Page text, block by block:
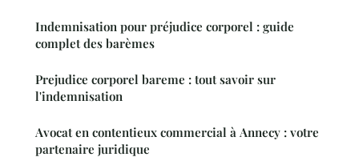
Indemnisation pour préjudice corporel : guide
complet des barèmes
Prejudice corporel bareme : tout savoir sur
l'indemnisation
Avocat en contentieux commercial à Annecy : votre
partenaire juridique